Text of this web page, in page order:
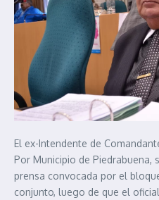
El ex-Intendente de
Por Municipio de Piedrabuena,
prensa convocada por el
conjunto, luego de que el